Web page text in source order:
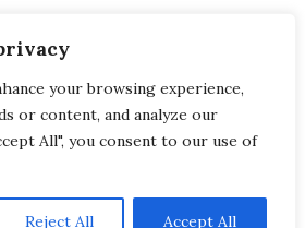
your browsing experience,
or content, and analyze our
All", you consent to our use of
Reject All Accept All
Test Drive